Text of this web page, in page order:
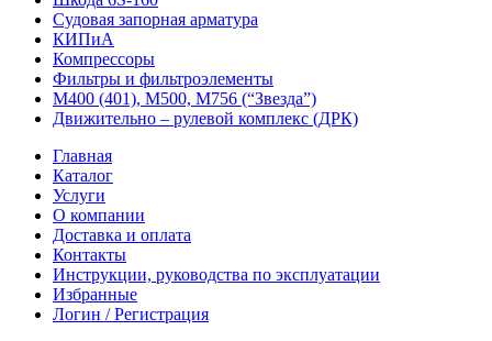
Судовая запорная арматура
КИПиА
Компрессоры
Фильтры и фильтроэлементы
М400 (401), М500, М756 (“Звезда”)
Движительно – рулевой комплекс (ДРК)
Главная
Каталог
Услуги
О компании
Доставка и оплата
Контакты
Инструкции, руководства по эксплуатации
Избранные
Логин / Регистрация